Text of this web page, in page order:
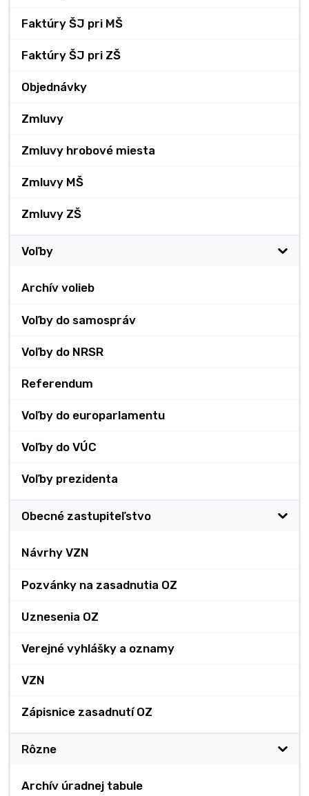
Faktúry ŠJ pri MŠ
Faktúry ŠJ pri ZŠ
Objednávky
Zmluvy
Zmluvy hrobové miesta
Zmluvy MŠ
Zmluvy ZŠ
Voľby
Archív volieb
Voľby do samospráv
Voľby do NRSR
Referendum
Voľby do europarlamentu
Voľby do VÚC
Voľby prezidenta
Obecné zastupiteľstvo
Návrhy VZN
Pozvánky na zasadnutia OZ
Uznesenia OZ
Verejné vyhlášky a oznamy
VZN
Zápisnice zasadnutí OZ
Rôzne
Archív úradnej tabule